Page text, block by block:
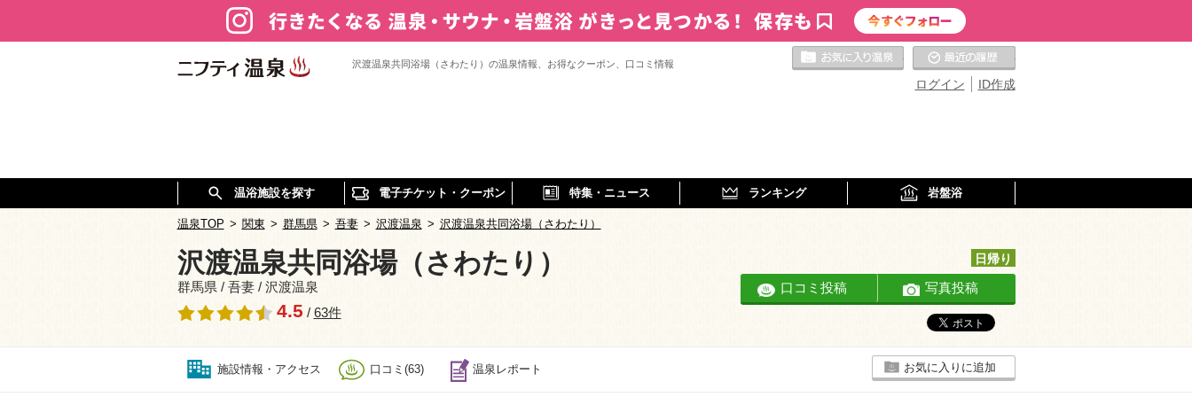
沢渡温泉共同浴場（さわたり）の温泉情報、お得なクーポン、口コミ情報
ID作成
ログイン
お気に入りの温泉
温浴施設を探す 電子チケット・クーポン 特集・ニュース ランキング 岩盤浴
温泉TOP > 関東 > 群馬県 > 吾妻 > 沢渡温泉 > 沢渡温泉共同浴場（さわたり）
沢渡温泉共同浴場（さわたり）
群馬県 / 吾妻 / 沢渡温泉
4.5 / 63件
日帰り
口コミ投稿 写真投稿
施設情報・アクセス 口コミ(63) 温泉レポート お気に入りに追加